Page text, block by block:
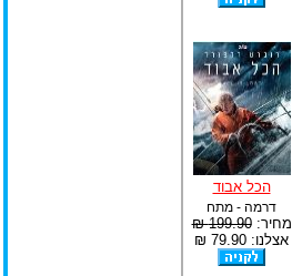
הכל אבוד
דרמה - מתח
מחיר:199.90 ₪
אצלנו: 79.90 ₪